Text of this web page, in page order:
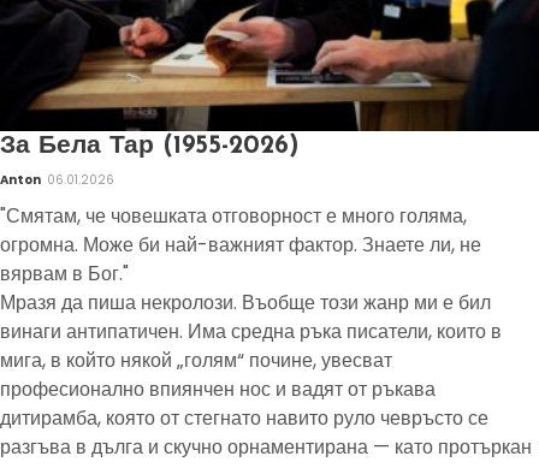
За Бела Тар (1955-2026)
Anton 06.01.2026
"Смятам, че човешката отговорност е много голяма,
огромна. Може би най-важният фактор. Знаете ли, не
вярвам в Бог."
Мразя да пиша некролози. Въобще този жанр ми е бил
винаги антипатичен. Има средна ръка писатели, които в
мига, в който някой „голям“ почине, увесват
професионално впиянчен нос и вадят от ръкава
дитирамба, която от стегнато навито руло чевръсто се
разгъва в дълга и скучно орнаментирана — като протъркан